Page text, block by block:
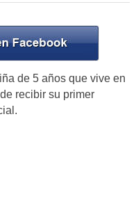
de 5 años que vive en
recibir su primer